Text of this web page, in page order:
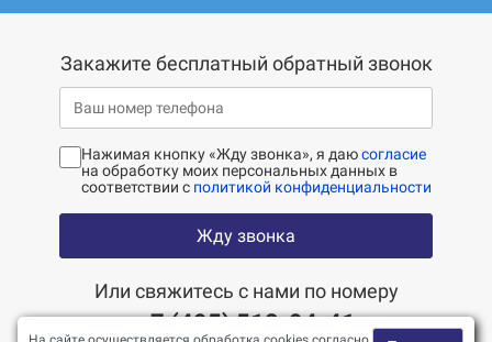
Закажите бесплатный обратный звонок
Нажимая кнопку «Жду звонка», я даюсогласие
на обработку моих персональных данных в
соответствии с политикой конфиденциальности
Жду звонка
Или свяжитесь с нами по номеру
+7 (495) 518-94-41